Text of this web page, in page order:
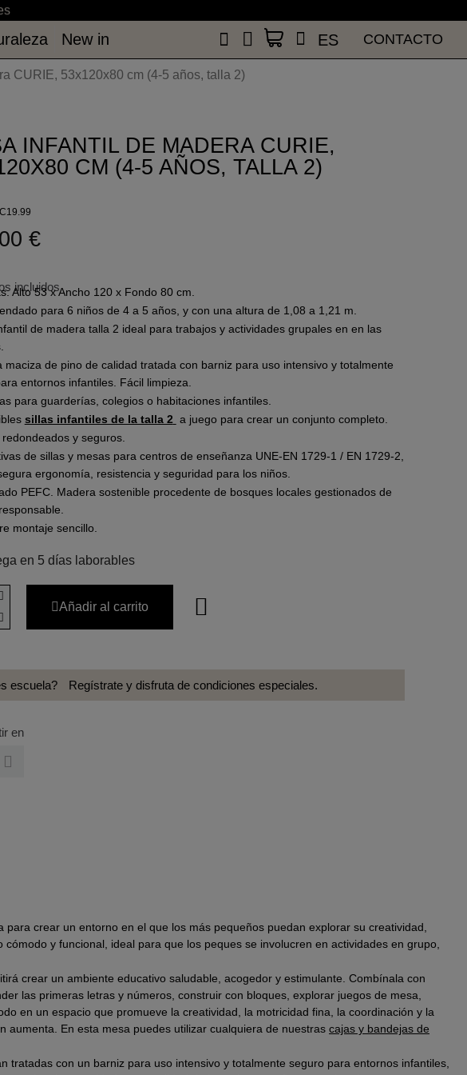
New in ES CONTACTO
New in ES CONTACTO
CURIE, 53x120x80 cm (4-5 años, talla 2)
INFANTIL DE MADERA CURIE,
CM (4-5 AÑOS, TALLA 2)
€
incluidos
Alto 53 x Ancho 120 x Fondo 80 cm.
para 6 niños de 4 a 5 años, y con una altura de 1,08 a 1,21 m.
de madera talla 2 ideal para trabajos y actividades grupales en en las
maciza de pino de calidad tratada con barniz para uso intensivo y totalmente
entornos infantiles. Fácil limpieza.
para guarderías, colegios o habitaciones infantiles.
sillas infantiles de la talla 2 a juego para crear un conjunto completo.
redondeados y seguros.
de sillas y mesas para centros de enseñanza UNE-EN 1729-1 / EN 1729-2,
ergonomía, resistencia y seguridad para los niños.
PEFC. Madera sostenible procedente de bosques locales gestionados de
montaje sencillo.
en 5 días laborables
Añadir al carrito
escuela? Regístrate y disfruta de condiciones especiales.
en
crear un entorno en el que los más pequeños puedan explorar su creatividad,
y funcional, ideal para que los peques se involucren en actividades en grupo,
crear un ambiente educativo saludable, acogedor y estimulante. Combínala con
las primeras letras y números, construir con bloques, explorar juegos de mesa,
en un espacio que promueve la creatividad, la motricidad fina, la coordinación y la
aumenta. En esta mesa puedes utilizar cualquiera de nuestras cajas y bandejas de
con un barniz para uso intensivo y totalmente seguro para entornos infantiles,